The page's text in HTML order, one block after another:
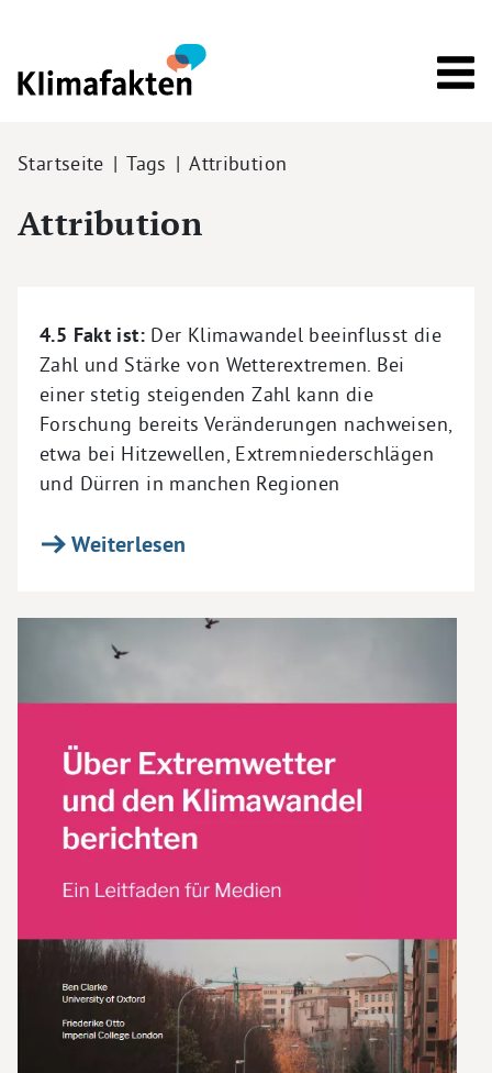
Pfadnavigation
Startseite Tags Attribution
Attribution
4.5 Fakt ist:Der Klimawandel beeinflusst die
Zahl und Stärke von Wetterextremen. Bei
einer stetig steigenden Zahl kann die
Forschung bereits Veränderungen nachweisen,
etwa bei Hitzewellen, Extremniederschlägen
und Dürren in manchen Regionen
Weiterlesen